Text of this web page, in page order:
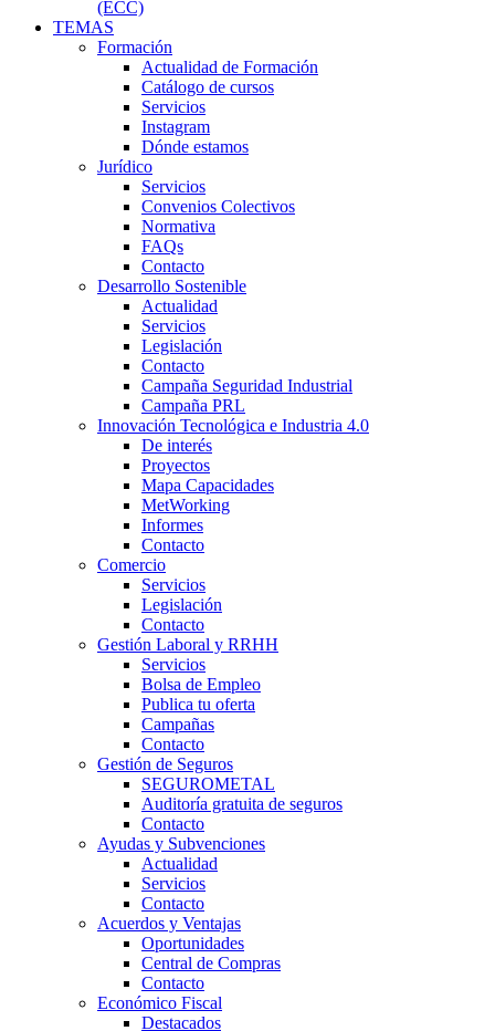
(ECC)
TEMAS
Formación
Actualidad de Formación
Catálogo de cursos
Servicios
Instagram
Dónde estamos
Jurídico
Servicios
Convenios Colectivos
Normativa
FAQs
Contacto
Desarrollo Sostenible
Actualidad
Servicios
Legislación
Contacto
Campaña Seguridad Industrial
Campaña PRL
Innovación Tecnológica e Industria 4.0
De interés
Proyectos
Mapa Capacidades
MetWorking
Informes
Contacto
Comercio
Servicios
Legislación
Contacto
Gestión Laboral y RRHH
Servicios
Bolsa de Empleo
Publica tu oferta
Campañas
Contacto
Gestión de Seguros
SEGUROMETAL
Auditoría gratuita de seguros
Contacto
Ayudas y Subvenciones
Actualidad
Servicios
Contacto
Acuerdos y Ventajas
Oportunidades
Central de Compras
Contacto
Económico Fiscal
Destacados